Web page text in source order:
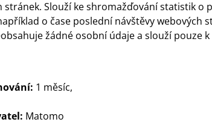
vajíčka se 4 ks
kus
stránek. Slouží ke shromažďování statistik o
o čase poslední návštěvy webových
žádné osobní údaje a slouží pouze
1 měsíc,
Matomo